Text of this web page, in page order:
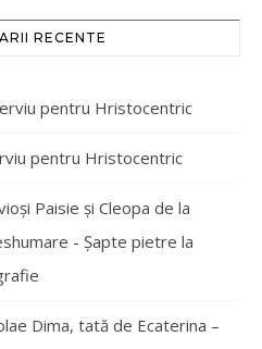
RECENTE
pentru Hristocentric
pentru Hristocentric
Paisie și Cleopa de la
- Şapte pietre la
Dima, tată de Ecaterina –